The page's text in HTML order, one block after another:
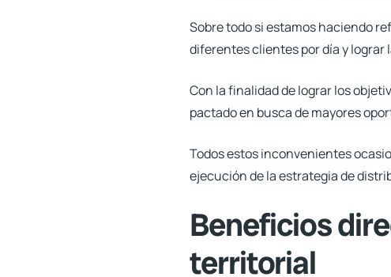
Sobre todo si estamos haciendo
diferentes clientes por díay lograr
Con la finalidad de lograr los
pactado en busca de mayores
Todos estos inconvenientes
ejecución de la estrategia de
Beneficios
territorial